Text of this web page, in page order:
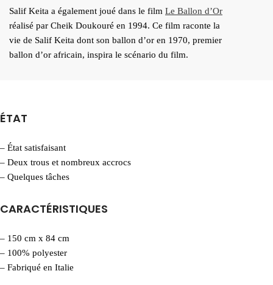
Salif Keita a également joué dans le film Le Ballon d’Or
réalisé par Cheik Doukouré en 1994. Ce film raconte la
vie de Salif Keita dont son ballon d’or en 1970, premier
ballon d’or africain, inspira le scénario du film.
ÉTAT
– État satisfaisant
– Deux trous et nombreux accrocs
– Quelques tâches
CARACTÉRISTIQUES
– 150 cm x 84 cm
– 100% polyester
– Fabriqué en Italie